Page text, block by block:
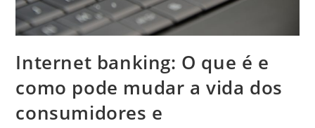
Internet banking: O que é e
como pode mudar a vida dos
consumidores e